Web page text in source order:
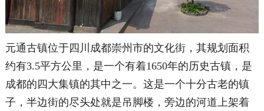
元通古镇位于四川成都崇州市的文化街，其规划面积
约有3.5平方公里，是一个有着1650年的历史古镇，是
成都的四大集镇的其中之一。这是一个十分古老的镇
子，半边街的尽头处就是吊脚楼，旁边的河道上架着